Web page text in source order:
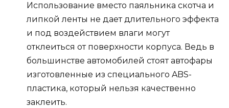
Использование вместо паяльника скотча и
липкой ленты не дает длительного эффекта
и под воздействием влаги могут
отклеиться от поверхности корпуса. Ведь в
большинстве автомобилей стоят автофары
изготовленные из специального ABS-
пластика, который нельзя качественно
заклеить.